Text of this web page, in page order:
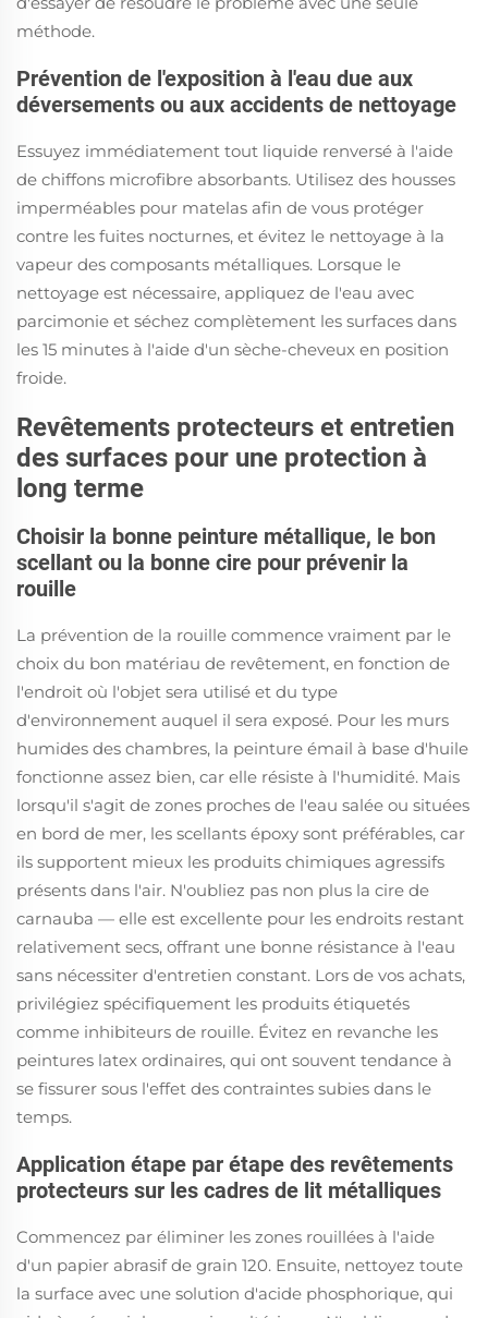
méthode.
Prévention de l'exposition à l'eau due aux
déversements ou aux accidents de nettoyage
Essuyez immédiatement tout liquide renversé à l'aide
de chiffons microfibre absorbants. Utilisez des housses
imperméables pour matelas afin de vous protéger
contre les fuites nocturnes, et évitez le nettoyage à la
vapeur des composants métalliques. Lorsque le
nettoyage est nécessaire, appliquez de l'eau avec
parcimonie et séchez complètement les surfaces dans
les 15 minutes à l'aide d'un sèche-cheveux en position
froide.
Revêtements protecteurs et entretien
des surfaces pour une protection à
long terme
Choisir la bonne peinture métallique, le bon
scellant ou la bonne cire pour prévenir la
rouille
La prévention de la rouille commence vraiment par le
choix du bon matériau de revêtement, en fonction de
l'endroit où l'objet sera utilisé et du type
d'environnement auquel il sera exposé. Pour les murs
humides des chambres, la peinture émail à base d'huile
fonctionne assez bien, car elle résiste à l'humidité. Mais
lorsqu'il s'agit de zones proches de l'eau salée ou situées
en bord de mer, les scellants époxy sont préférables, car
ils supportent mieux les produits chimiques agressifs
présents dans l'air. N'oubliez pas non plus la cire de
carnauba — elle est excellente pour les endroits restant
relativement secs, offrant une bonne résistance à l'eau
sans nécessiter d'entretien constant. Lors de vos achats,
privilégiez spécifiquement les produits étiquetés
comme inhibiteurs de rouille. Évitez en revanche les
peintures latex ordinaires, qui ont souvent tendance à
se fissurer sous l'effet des contraintes subies dans le
temps.
Application étape par étape des revêtements
protecteurs sur les cadres de lit métalliques
Commencez par éliminer les zones rouillées à l'aide
d'un papier abrasif de grain 120. Ensuite, nettoyez toute
la surface avec une solution d'acide phosphorique, qui